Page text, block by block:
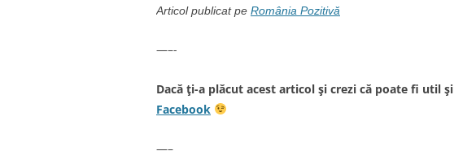
Articol publicat pe România Pozitivă
—–-
Dacă ţi-a plăcut acest articol şi crezi că poate fi util
Facebook
—–